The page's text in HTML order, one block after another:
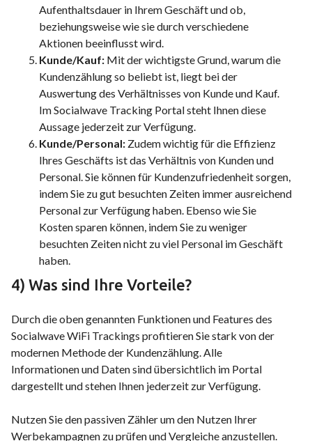
Aufenthaltsdauer in Ihrem Geschäft und ob,
beziehungsweise wie sie durch verschiedene
Aktionen beeinflusst wird.
Kunde/Kauf: Mit der wichtigste Grund, warum die
Kundenzählung so beliebt ist, liegt bei der
Auswertung des Verhältnisses von Kunde und Kauf.
Im Socialwave Tracking Portal steht Ihnen diese
Aussage jederzeit zur Verfügung.
Kunde/Personal: Zudem wichtig für die Effizienz
Ihres Geschäfts ist das Verhältnis von Kunden und
Personal. Sie können für Kundenzufriedenheit sorgen,
indem Sie zu gut besuchten Zeiten immer ausreichend
Personal zur Verfügung haben. Ebenso wie Sie
Kosten sparen können, indem Sie zu weniger
besuchten Zeiten nicht zu viel Personal im Geschäft
haben.
4) Was sind Ihre Vorteile?
Durch die oben genannten Funktionen und Features des
Socialwave WiFi Trackings profitieren Sie stark von der
modernen Methode der Kundenzählung. Alle
Informationen und Daten sind übersichtlich im Portal
dargestellt und stehen Ihnen jederzeit zur Verfügung.
Nutzen Sie den passiven Zähler um den Nutzen Ihrer
Werbekampagnen zu prüfen und Vergleiche anzustellen.